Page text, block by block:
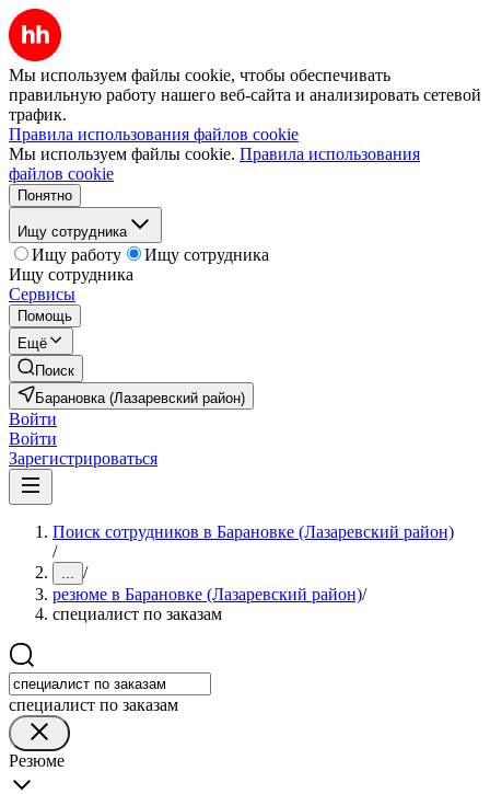
Мы используем файлы cookie, чтобы обеспечивать
правильную работу нашего веб-сайта и анализировать сетевой
трафик.
Правила использования файлов cookie
Мы используем файлы cookie. Правила использования
файлов cookie
Понятно
Ищу сотрудника
Ищу работу
Ищу сотрудника
Ищу сотрудника
Сервисы
Помощь
Ещё
Поиск
Барановка (Лазаревский район)
Войти
Войти
Зарегистрироваться
Поиск сотрудников в Барановке (Лазаревский район)
/
... /
резюме в Барановке (Лазаревский район)/
специалист по заказам
специалист по заказам
Резюме